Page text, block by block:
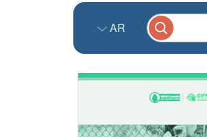
AR